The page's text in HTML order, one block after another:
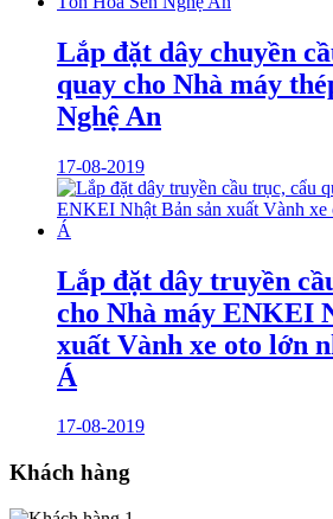
Lắp đặt dây chuyền
quay cho Nhà máy
Nghệ An
17-08-2019
Lắp đặt dây truyền
cho Nhà máy ENKEI
xuất Vành xe oto lớn
Á
17-08-2019
Khách hàng